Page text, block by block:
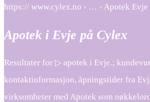
https:// www.cylex.no › … › Apotek Evje
Apotek i Evje på Cylex
Resultater for ▷ apotek i Evje.;
kontaktinformasjon, åpningstider fra
virksomheter med Apotek som